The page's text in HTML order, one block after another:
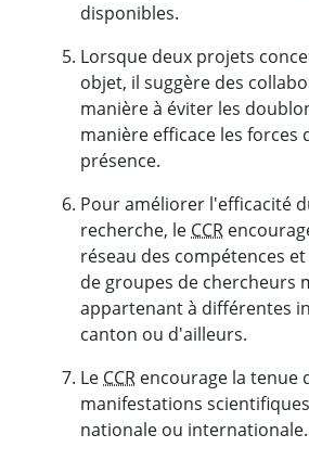
disponibles.
Lorsque deux projets
objet, il suggère des
manière à éviter les
manière efficace les forces
présence.
Pour améliorer l'efficacité
recherche, le CCR
réseau des compétences
de groupes de chercheurs
appartenant à différentes
canton ou d'ailleurs.
Le CCR encourage la tenue
manifestations
nationale ou internationale.